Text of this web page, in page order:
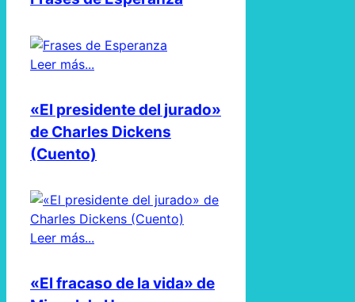
Leer más...
«El presidente del jurado»
de Charles Dickens
(Cuento)
Leer más...
«El fracaso de la vida» de